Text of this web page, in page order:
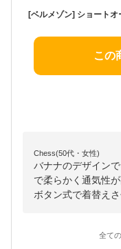
この
Chess(50代・女性)
バナナのデザイン
で柔らかく通気性
ボタン式で着替えさ
全て